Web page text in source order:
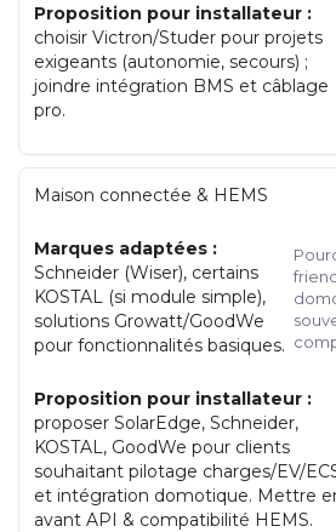
Proposition pour installateur :
choisir Victron/Studer pour projets
exigeants (autonomie, secours) ;
joindre intégration BMS et câblage
pro.
Maison connectée & HEMS
Marques adaptées :
Schneider (Wiser), certains
KOSTAL (si module simple),
solutions Growatt/GoodWe
pour fonctionnalités basiques.
Proposition pour installateur :
proposer SolarEdge, Schneider,
KOSTAL, GoodWe pour clients
souhaitant pilotage charges/EV/
et intégration domotique. Mettre
avant API & compatibilité HEMS.